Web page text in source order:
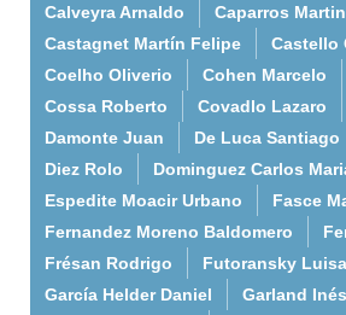
Calveyra Arnaldo
Caparros Martin
Castagnet Martín Felipe
Castello
Coelho Oliverio
Cohen Marcelo
Cossa Roberto
Covadlo Lazaro
Damonte Juan
De Luca Santiago
Diez Rolo
Dominguez Carlos
Espedite Moacir Urbano
Fasce
Fernandez Moreno Baldomero
Frésan Rodrigo
Futoransky Luisa
García Helder Daniel
Garland Inés